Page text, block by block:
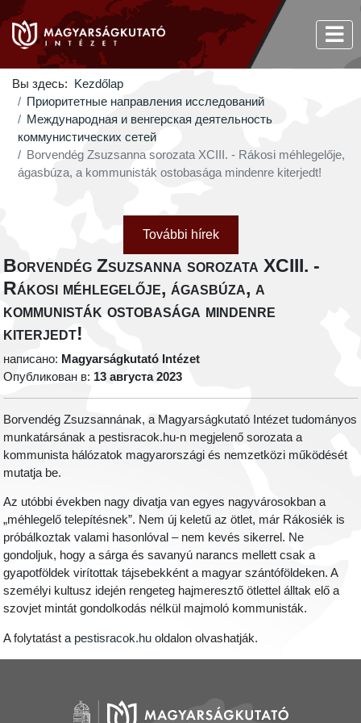
Вы здесь:
Kezdőlap
Приоритетные направления исследований
Международная и венгерская деятельность
коммунистических сетей
Borvendég Zsuzsanna sorozata XCIII. - Rákosi méhlegelője,
ágasbúza, a kommunisták ostobasága mindenre kiterjedt!
További hírek
Borvendég Zsuzsanna sorozata XCIII. -
Rákosi méhlegelője, ágasbúza, a
kommunisták ostobasága mindenre
kiterjedt!
написано: Magyarságkutató Intézet
Опубликован в: 13 августа 2023
Borvendég Zsuzsannának, a Magyarságkutató Intézet tudományos
munkatársának a pestisracok.hu-n megjelenő sorozata a
kommunista hálózatok magyarországi és nemzetközi működését
mutatja be.
Az utóbbi években nagy divatja van egyes nagyvárosokban a
„méhlegelő telepítésnek”. Nem új keletű az ötlet, már Rákosiék is
próbálkoztak valami hasonlóval – nem kevés sikerrel. Ne
gondoljuk, hogy a sárga és savanyú narancs mellett csak a
gyapotföldek virítottak tájsebekként a magyar szántóföldeken. A
személyi kultusz idején rengeteg hajmeresztő ötlettel álltak elő a
szovjet mintát gondolkodás nélkül majmoló kommunisták.
A folytatást a pestisracok.hu oldalon olvashatják.